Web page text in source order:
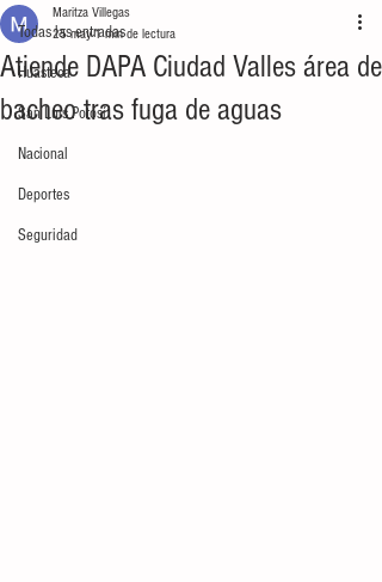
Todas las entradas
Huasteca
San Luis Potosí
Nacional
Deportes
Seguridad
Atiende DAPA Ciudad Valles área de
bacheo tras fuga de aguas
Maritza Villegas
25 may1 min de lectura